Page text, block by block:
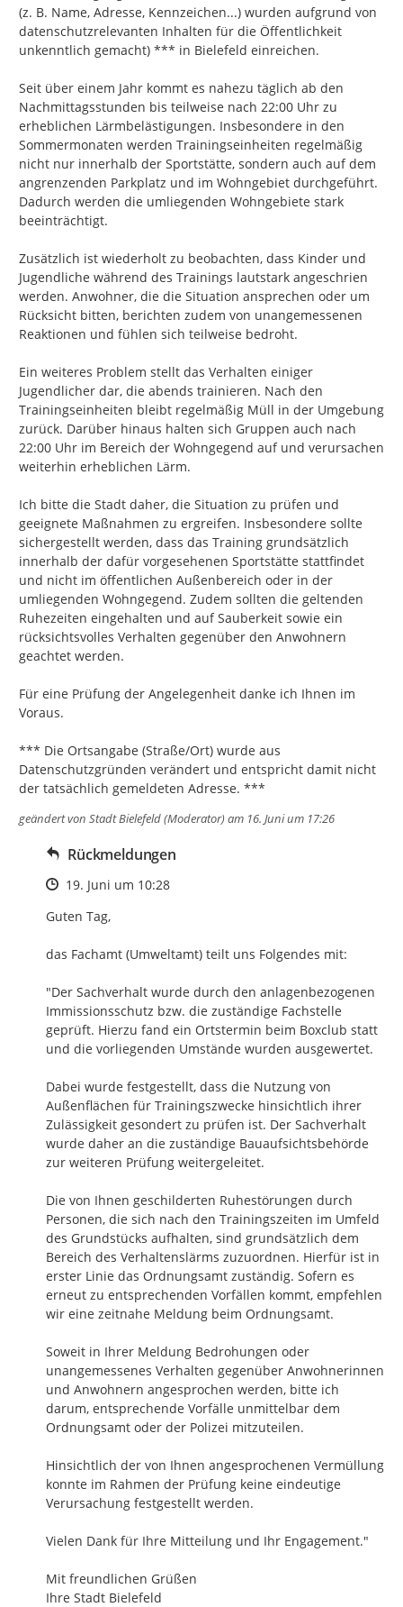
(z. B. Name, Adresse, Kennzeichen...) wurden aufgrund von
datenschutzrelevanten Inhalten für die Öffentlichkeit
unkenntlich gemacht) *** in Bielefeld einreichen.
Seit über einem Jahr kommt es nahezu täglich ab den
Nachmittagsstunden bis teilweise nach 22:00 Uhr zu
erheblichen Lärmbelästigungen. Insbesondere in den
Sommermonaten werden Trainingseinheiten regelmäßig
nicht nur innerhalb der Sportstätte, sondern auch auf dem
angrenzenden Parkplatz und im Wohngebiet durchgeführt.
Dadurch werden die umliegenden Wohngebiete stark
beeinträchtigt.
Zusätzlich ist wiederholt zu beobachten, dass Kinder und
Jugendliche während des Trainings lautstark angeschrien
werden. Anwohner, die die Situation ansprechen oder um
Rücksicht bitten, berichten zudem von unangemessenen
Reaktionen und fühlen sich teilweise bedroht.
Ein weiteres Problem stellt das Verhalten einiger
Jugendlicher dar, die abends trainieren. Nach den
Trainingseinheiten bleibt regelmäßig Müll in der Umgebung
zurück. Darüber hinaus halten sich Gruppen auch nach
22:00 Uhr im Bereich der Wohngegend auf und verursachen
weiterhin erheblichen Lärm.
Ich bitte die Stadt daher, die Situation zu prüfen und
geeignete Maßnahmen zu ergreifen. Insbesondere sollte
sichergestellt werden, dass das Training grundsätzlich
innerhalb der dafür vorgesehenen Sportstätte stattfindet
und nicht im öffentlichen Außenbereich oder in der
umliegenden Wohngegend. Zudem sollten die geltenden
Ruhezeiten eingehalten und auf Sauberkeit sowie ein
rücksichtsvolles Verhalten gegenüber den Anwohnern
geachtet werden.
Für eine Prüfung der Angelegenheit danke ich Ihnen im
Voraus.
*** Die Ortsangabe (Straße/Ort) wurde aus
Datenschutzgründen verändert und entspricht damit nicht
der tatsächlich gemeldeten Adresse. ***
geändert von Stadt Bielefeld (Moderator)am 16. Juni um 17:26
Rückmeldungen
Zeitpunkt des Erstellens
19. Juni um 10:28
Guten Tag,
das Fachamt (Umweltamt) teilt uns Folgendes mit:
"Der Sachverhalt wurde durch den anlagenbezogenen
Immissionsschutz bzw. die zuständige Fachstelle
geprüft. Hierzu fand ein Ortstermin beim Boxclub statt
und die vorliegenden Umstände wurden ausgewertet.
Dabei wurde festgestellt, dass die Nutzung von
Außenflächen für Trainingszwecke hinsichtlich ihrer
Zulässigkeit gesondert zu prüfen ist. Der Sachverhalt
wurde daher an die zuständige Bauaufsichtsbehörde
zur weiteren Prüfung weitergeleitet.
Die von Ihnen geschilderten Ruhestörungen durch
Personen, die sich nach den Trainingszeiten im Umfeld
des Grundstücks aufhalten, sind grundsätzlich dem
Bereich des Verhaltenslärms zuzuordnen. Hierfür ist in
erster Linie das Ordnungsamt zuständig. Sofern es
erneut zu entsprechenden Vorfällen kommt, empfehlen
wir eine zeitnahe Meldung beim Ordnungsamt.
Soweit in Ihrer Meldung Bedrohungen oder
unangemessenes Verhalten gegenüber Anwohnerinnen
und Anwohnern angesprochen werden, bitte ich
darum, entsprechende Vorfälle unmittelbar dem
Ordnungsamt oder der Polizei mitzuteilen.
Hinsichtlich der von Ihnen angesprochenen Vermüllung
konnte im Rahmen der Prüfung keine eindeutige
Verursachung festgestellt werden.
Vielen Dank für Ihre Mitteilung und Ihr Engagement."
Mit freundlichen Grüßen
Ihre Stadt Bielefeld